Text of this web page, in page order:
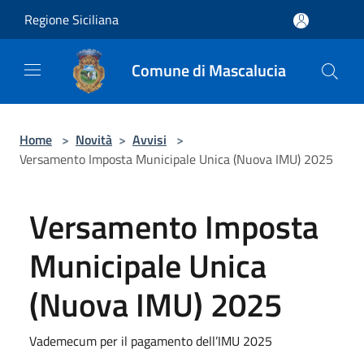
Regione Siciliana
Comune di Mascalucia
Home > Novità > Avvisi >
Versamento Imposta Municipale Unica (Nuova IMU) 2025
Versamento Imposta
Municipale Unica
(Nuova IMU) 2025
Vademecum per il pagamento dell’IMU 2025